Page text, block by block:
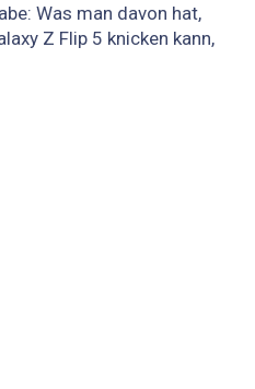
Was man davon hat,
Z Flip 5 knicken kann,